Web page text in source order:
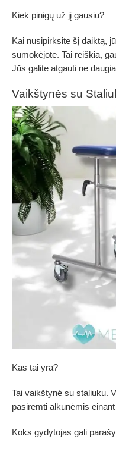
Kiek pinigų už jį gausiu?
Kai nusipirksite šį daiktą,
sumokėjote. Tai reiškia,
Jūs galite atgauti ne
Vaikštynės su
Kas tai yra?
Tai vaikštynė su staliuku.
pasiremti alkūnėmis
Koks gydytojas gali